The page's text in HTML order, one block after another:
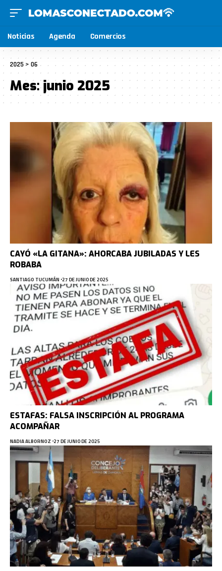
Noticias Agenda Comercios
2025 > 06
Mes:junio 2025
CAYÓ «LA GITANA»: AHORCABA JUBILADAS Y LES
ROBABA
SANTIAGO TUCUMÁN 27 DE JUNIO DE 2025
ESTAFAS: FALSA INSCRIPCIÓN AL PROGRAMA
ACOMPAÑAR
NADIA ALBORNOZ 27 DE JUNIO DE 2025